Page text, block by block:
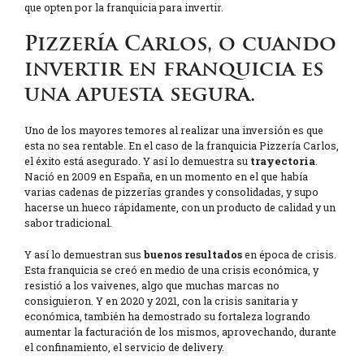
que opten por la franquicia para invertir.
Pizzería Carlos, o cuando
invertir en franquicia es
una apuesta segura.
Uno de los mayores temores al realizar una inversión es que
esta no sea rentable. En el caso de la franquicia Pizzería Carlos,
el éxito está asegurado. Y así lo demuestra su trayectoria.
Nació en 2009 en España, en un momento en el que había
varias cadenas de pizzerías grandes y consolidadas, y supo
hacerse un hueco rápidamente, con un producto de calidad y un
sabor tradicional.
Y así lo demuestran sus buenos resultadosen época de crisis.
Esta franquicia se creó en medio de una crisis económica, y
resistió a los vaivenes, algo que muchas marcas no
consiguieron. Y en 2020 y 2021, con la crisis sanitaria y
económica, también ha demostrado su fortaleza logrando
aumentar la facturación de los mismos, aprovechando, durante
el confinamiento, el servicio de delivery.